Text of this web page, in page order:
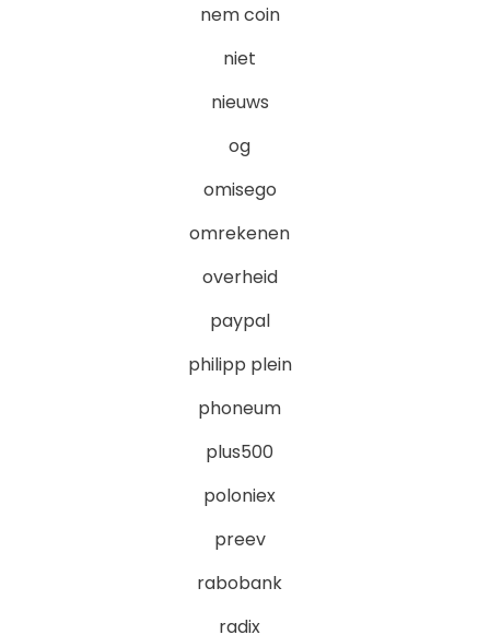
nem coin
niet
nieuws
og
omisego
omrekenen
overheid
paypal
philipp plein
phoneum
plus500
poloniex
preev
rabobank
radix